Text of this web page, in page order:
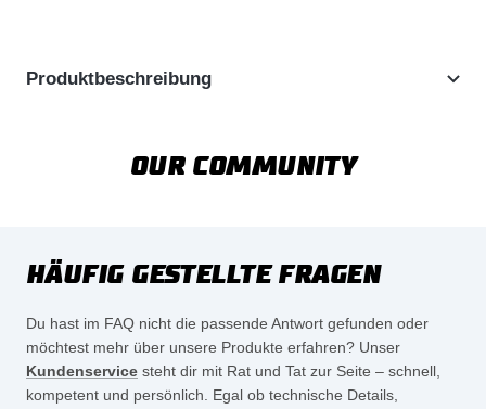
Produktbeschreibung
OUR COMMUNITY
HÄUFIG GESTELLTE FRAGEN
Du hast im FAQ nicht die passende Antwort gefunden oder
möchtest mehr über unsere Produkte erfahren? Unser
Kundenservice steht dir mit Rat und Tat zur Seite – schnell,
kompetent und persönlich. Egal ob technische Details,